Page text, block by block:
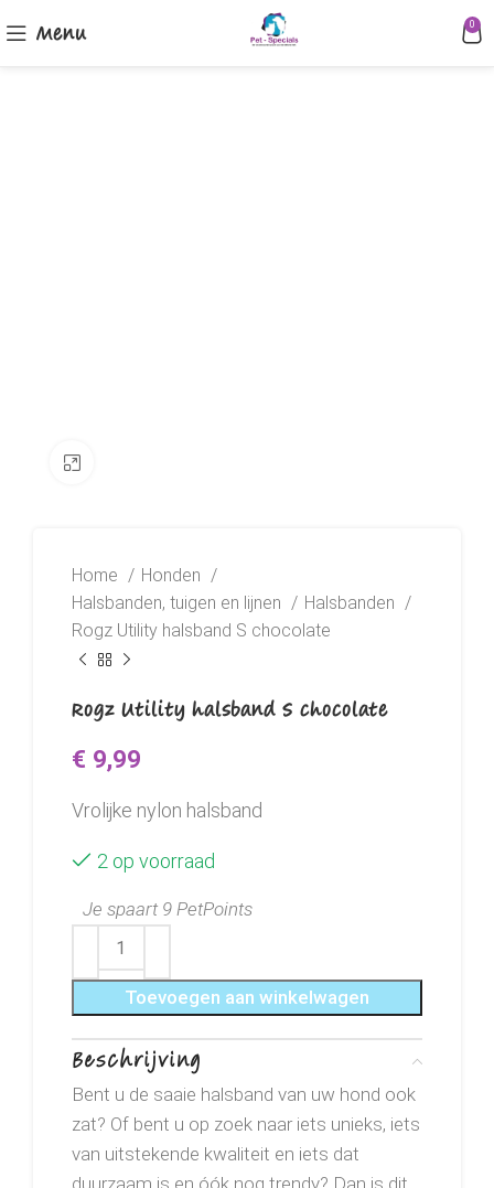
Menu 0
Home
Honden
Halsbanden, tuigen en lijnen
Halsbanden
Rogz Utility halsband S chocolate
Rogz Utility halsband S chocolate
€ 9,99
Vrolijke nylon halsband
2 op voorraad
Je spaart 9 PetPoints
Toevoegen aan winkelwagen
Beschrijving
Bent u de saaie halsband van uw hond ook
zat? Of bent u op zoek naar iets unieks, iets
van uitstekende kwaliteit en iets dat
duurzaam is en óók nog trendy? Dan is dit